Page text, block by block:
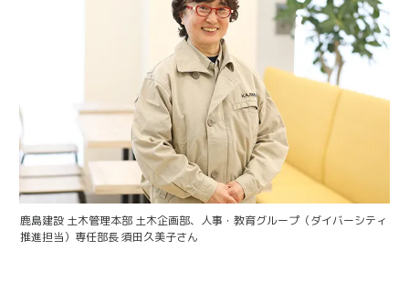
鹿島建設 土木管理本部 土木企画部、人事・教育グループ（ダイバーシティ
推進担当）専任部長 須田久美子さん